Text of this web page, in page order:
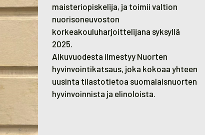
maisteriopiskelija, ja toimii valtion
nuorisoneuvoston
korkeakouluharjoittelijana syksyllä
2025.
Alkuvuodesta ilmestyy Nuorten
hyvinvointikatsaus, joka kokoaa yhteen
uusinta tilastotietoa suomalaisnuorten
hyvinvoinnista ja elinoloista.